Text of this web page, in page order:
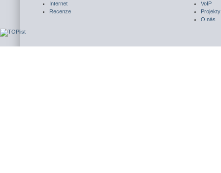
Internet
Recenze
VoIP
Projekty
O nás